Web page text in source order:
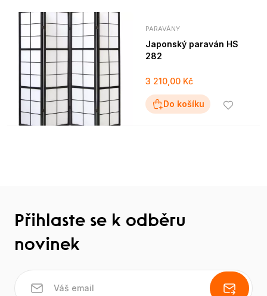
PARAVÁNY
Japonský paraván HS
282
3 210,00 Kč
Do košíku
Přihlaste se k odběru
novinek